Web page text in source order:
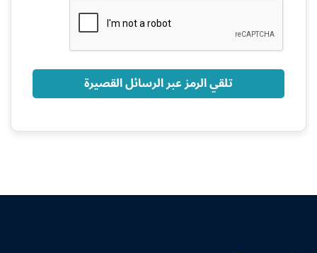
تلقي الرمز عبر الرسائل القصيرة